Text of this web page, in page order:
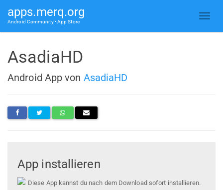
apps.merq.org
Android Community • App Store
AsadiaHD
Android App von AsadiaHD
App installieren
Diese App kannst du nach dem Download sofort installieren.